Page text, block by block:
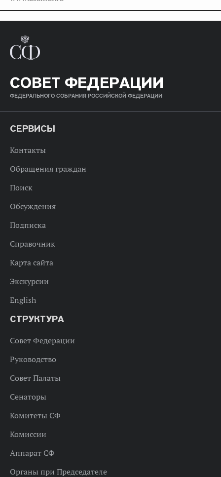
СОВЕТ ФЕДЕРАЦИИ
ФЕДЕРАЛЬНОГО СОБРАНИЯ РОССИЙСКОЙ ФЕДЕРАЦИИ
СЕРВИСЫ
Контакты
Обращения граждан
Поиск
Обсуждения
Подписка
Справочник
Карта сайта
Экскурсии
English
СТРУКТУРА
Совет Федерации
Руководство
Совет Палаты
Сенаторы
Комитеты СФ
Комиссии
Аппарат СФ
Органы при Председателе